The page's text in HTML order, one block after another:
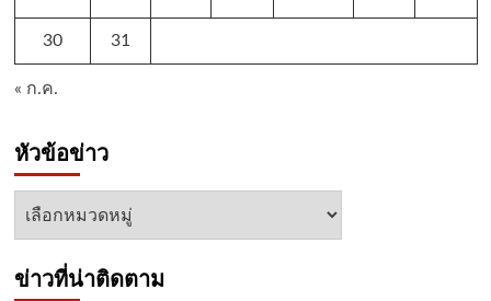
30 31
« ก.ค.
หัวข้อข่าว
หัวข้อ
ข่าวที่น่าติดตาม